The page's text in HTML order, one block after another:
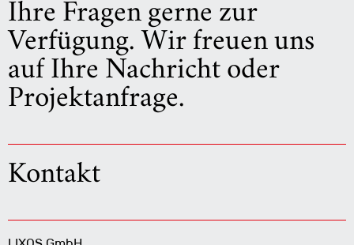
Ihre Fragen gerne zur
Verfügung. Wir freuen uns
auf Ihre Nachricht oder
Projektanfrage.
Kontakt